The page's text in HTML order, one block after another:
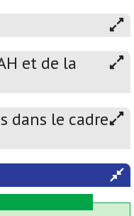
et de la
dans le cadre